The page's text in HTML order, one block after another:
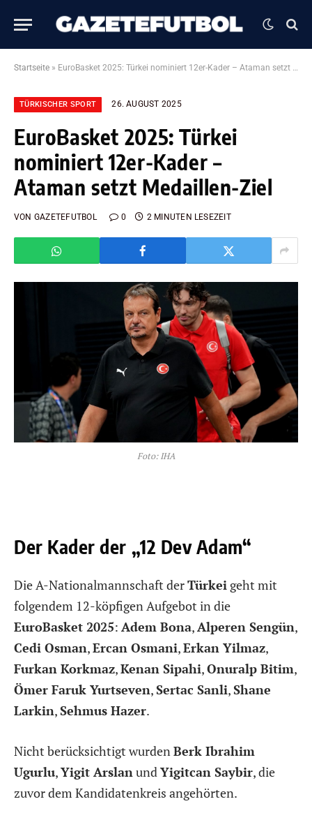
Startseite » EuroBasket 2025: Türkei nominiert 12er-Kader – Ataman setzt Medaillen-Ziel
TÜRKISCHER SPORT 26. AUGUST 2025
EuroBasket 2025: Türkei
nominiert 12er-Kader –
Ataman setzt Medaillen-Ziel
VON GAZETEFUTBOL 0 2 MINUTEN LESEZEIT
Foto: IHA
Der Kader der „12 Dev Adam“
Die A-Nationalmannschaft derTürkei geht mit
folgendem 12-köpfigen Aufgebot in die
EuroBasket 2025: Adem Bona,Alperen Sengün,
Cedi Osman,Ercan Osmani,Erkan Yilmaz,
Furkan Korkmaz,Kenan Sipahi,Onuralp Bitim,
Ömer Faruk Yurtseven,Sertac Sanli,Shane
Larkin,Sehmus Hazer.
Nicht berücksichtigt wurdenBerk Ibrahim
Ugurlu,Yigit ArslanundYigitcan Saybir, die
zuvor dem Kandidatenkreis angehörten.